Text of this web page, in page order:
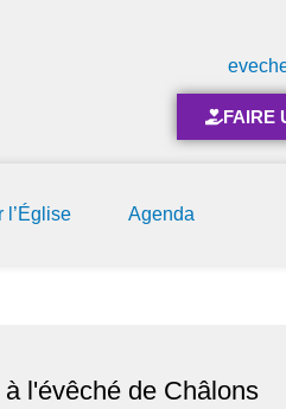
FAIRE
l’Église Agenda
l'évêché de Châlons